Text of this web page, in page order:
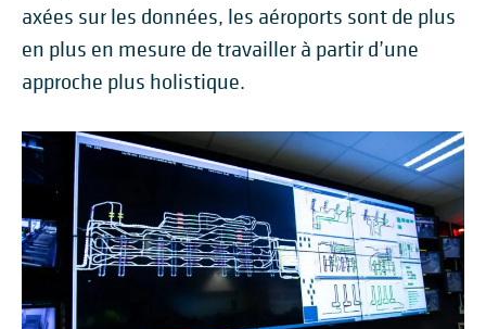
axées sur les données, les aéroports sont de plus
en plus en mesure de travailler à partir d’une
approche plus holistique.